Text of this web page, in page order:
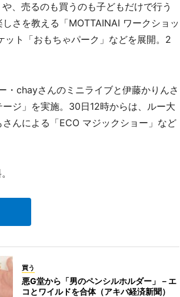
、売るのも買うのも子どもだけで行う
さを教える「MOTTAINAI ワークショッ
ト「おもちゃパーク」などを展開。2
chayさんのミニライブと伊藤かりんさ
ジ」を実施。30日12時からは、ルー大
んによる「ECO マジックショー」など
買う
悪G堂から「男のペンシルホルダー」－エ
コとワイルドを合体（アキバ経済新聞）